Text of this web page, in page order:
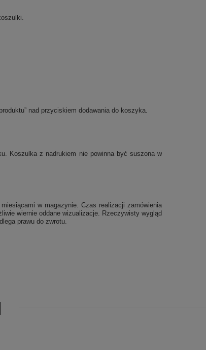
nad przyciskiem dodawania do koszyka.
Koszulka z nadrukiem nie powinna być suszona w
w magazynie. Czas realizacji zamówienia
wiernie oddane wizualizacje. Rzeczywisty wygląd
prawu do zwrotu.